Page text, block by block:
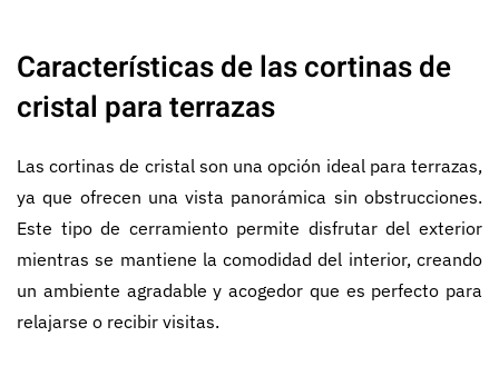
Características de las cortinas de
cristal para terrazas
Las cortinas de cristal son una opción ideal para terrazas,
ya que ofrecen una vista panorámica sin obstrucciones.
Este tipo de cerramiento permite disfrutar del exterior
mientras se mantiene la comodidad del interior, creando
un ambiente agradable y acogedor que es perfecto para
relajarse o recibir visitas.